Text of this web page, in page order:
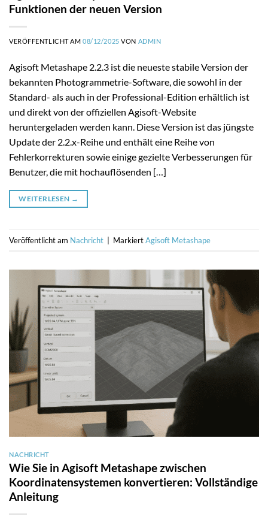
Funktionen der neuen Version
VERÖFFENTLICHT AM08/12/2025 VON ADMIN
Agisoft Metashape 2.2.3 ist die neueste stabile Version der
bekannten Photogrammetrie-Software, die sowohl in der
Standard- als auch in der Professional-Edition erhältlich ist
und direkt von der offiziellen Agisoft-Website
heruntergeladen werden kann. Diese Version ist das jüngste
Update der 2.2.x-Reihe und enthält eine Reihe von
Fehlerkorrekturen sowie einige gezielte Verbesserungen für
Benutzer, die mit hochauflösenden […]
WEITERLESEN →
Veröffentlicht am Nachricht | MarkiertAgisoft Metashape
NACHRICHT
Wie Sie in Agisoft Metashape zwischen
Koordinatensystemen konvertieren: Vollständige
Anleitung